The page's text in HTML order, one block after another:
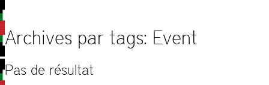
Archives par tags: Event
Pas de résultat